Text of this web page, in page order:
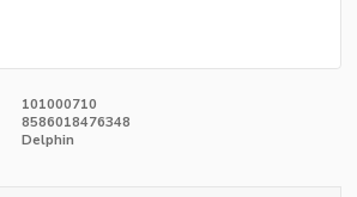
101000710
8586018476348
Delphin